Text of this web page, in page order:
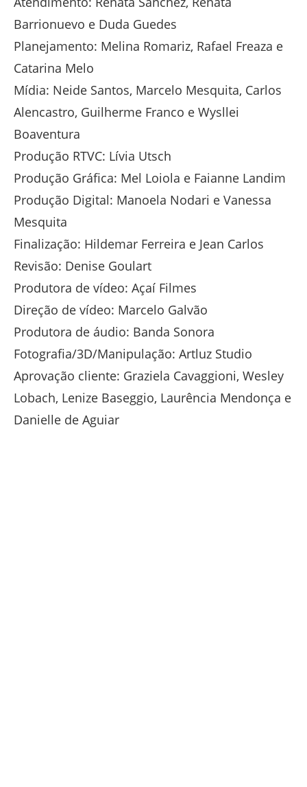
Barrionuevo e Duda Guedes
Planejamento: Melina Romariz, Rafael Freaza e
Catarina Melo
Mídia: Neide Santos, Marcelo Mesquita, Carlos
Alencastro, Guilherme Franco e Wysllei
Boaventura
Produção RTVC: Lívia Utsch
Produção Gráfica: Mel Loiola e Faianne Landim
Produção Digital: Manoela Nodari e Vanessa
Mesquita
Finalização: Hildemar Ferreira e Jean Carlos
Revisão: Denise Goulart
Produtora de vídeo: Açaí Filmes
Direção de vídeo: Marcelo Galvão
Produtora de áudio: Banda Sonora
Fotografia/3D/Manipulação: Artluz Studio
Aprovação cliente: Graziela Cavaggioni, Wesley
Lobach, Lenize Baseggio, Laurência Mendonça e
Danielle de Aguiar